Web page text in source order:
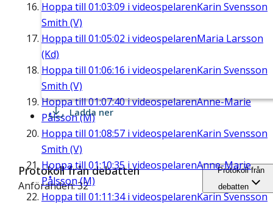
Hoppa till 01:03:09 i videospelarenKarin Svensson
Smith (V)
Hoppa till 01:05:02 i videospelarenMaria Larsson
(Kd)
Hoppa till 01:06:16 i videospelarenKarin Svensson
Smith (V)
Hoppa till01:07:40i videospelarenAnne-Marie
Pålsson (M)
Hoppa till 01:08:57 i videospelarenKarin Svensson
Smith (V)
Hoppa till 01:10:35 i videospelarenAnne-Marie
Pålsson (M)
Hoppa till 01:11:34i videospelarenKarin Svensson
Ladda ner
Protokoll från debatten
Anföranden: 32
Protokoll från
debatten